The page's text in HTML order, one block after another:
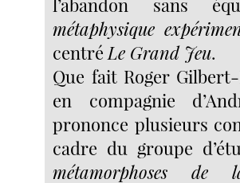
l’abandon sans
métaphysique
centréLe Grand Jeu.
Que fait Roger
en compagnie
prononce plusieurs
cadre du groupe
métamorphoses de